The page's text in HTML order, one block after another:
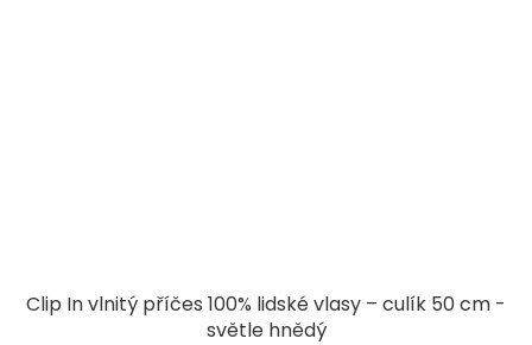
Clip In vlnitý příčes 100% lidské vlasy – culík 50 cm -
světle hnědý